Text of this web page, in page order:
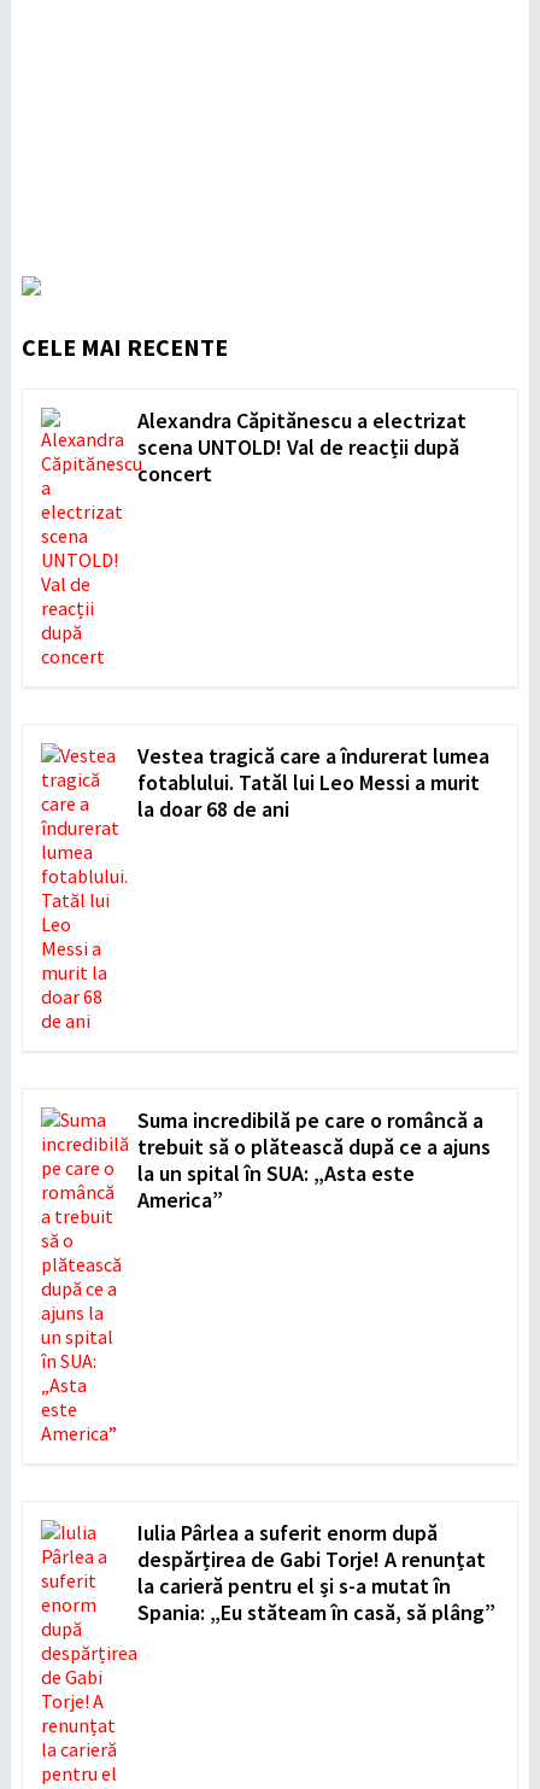
CELE MAI RECENTE
Alexandra Căpitănescu a electrizat
scena UNTOLD! Val de reacții după
concert
Vestea tragică care a îndurerat lumea
fotablului. Tatăl lui Leo Messi a murit
la doar 68 de ani
Suma incredibilă pe care o româncă a
trebuit să o plătească după ce a ajuns
la un spital în SUA: „Asta este
America”
Iulia Pârlea a suferit enorm după
despărțirea de Gabi Torje! A renunțat
la carieră pentru el și s-a mutat în
Spania: „Eu stăteam în casă, să plâng”